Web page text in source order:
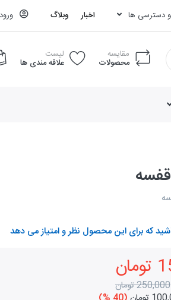
دسترسی ها اخبار وبلاگ
مقایسه
محصولات
لیست
علاقه مندی ها
که برای این محصول نظر و امتیاز می دهد
250,000 تومان